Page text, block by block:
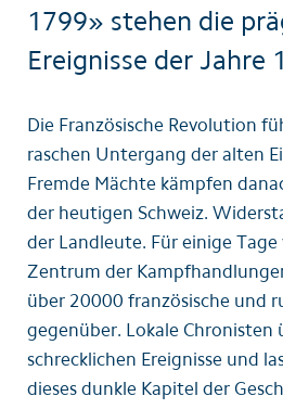
1799» stehen die
Ereignisse der Jahre
Die Französische Revolution
raschen Untergang der alten
Fremde Mächte kämpfen
der heutigen Schweiz.
der Landleute. Für einige
Zentrum der
über 20000 französische und
gegenüber. Lokale Chronisten
schrecklichen Ereignisse und
dieses dunkle Kapitel der